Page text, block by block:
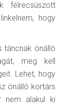
hogy
táncnak önálló
meg kell
Lehet, hogy
önálló kortárs
nem alakul ki